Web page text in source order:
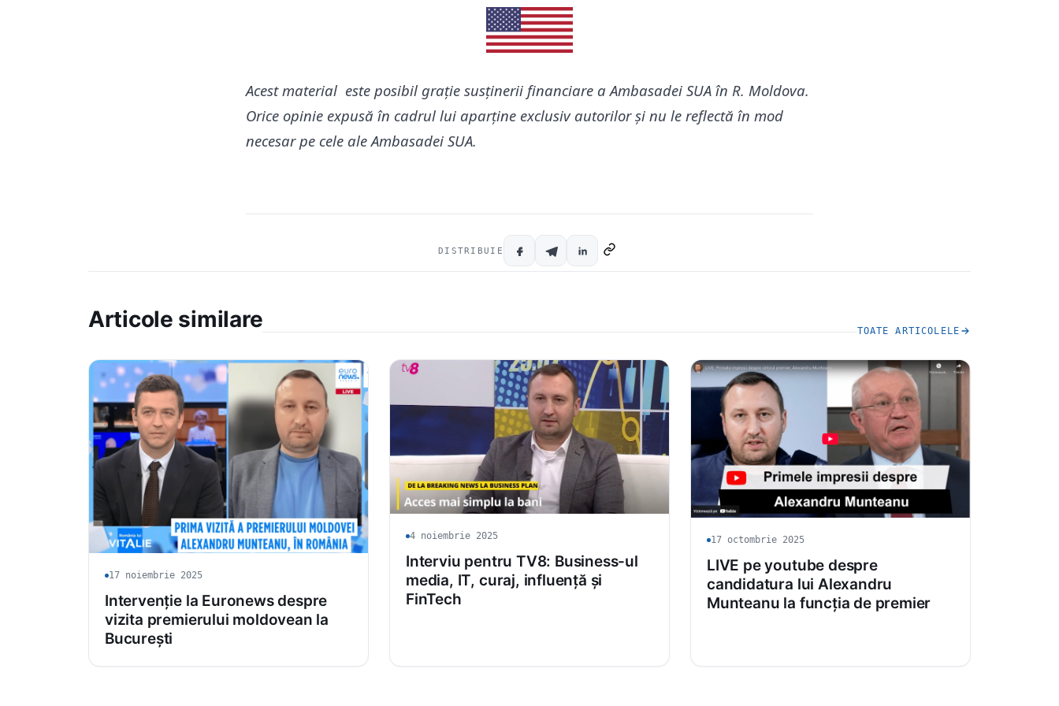
Acest material este posibil grație susținerii financiare a Ambasadei SUA în R. Moldova.
Orice opinie expusă în cadrul lui aparține exclusiv autorilor și nu le reflectă în mod
necesar pe cele ale Ambasadei SUA.
DISTRIBUIE
Articole similare TOATE ARTICOLELE
17 noiembrie 2025
Intervenție la Euronews despre
vizita premierului moldovean la
București
4 noiembrie 2025
Interviu pentru TV8: Business-ul
media, IT, curaj, influență și
FinTech
17 octombrie 2025
LIVE pe youtube despre
candidatura lui Alexandru
Munteanu la funcția de premier